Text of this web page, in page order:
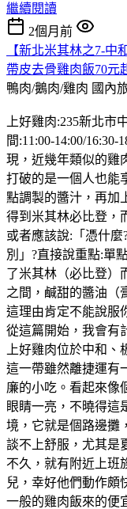
繼續閱讀
2個月前
【新北米其林之7-中
帶皮去骨雞肉飯70元
鴨肉/鵝肉/雞肉 國內
上好雞肉:235新北市
間:11:00-14:00/
現，近幾年類似的雞
打破的是一個人也能
點調製的醬汁，再加
得到米其林必比登，
或者應該說:「憑什
別」?直接說重點:單
了米其林（必比登）
之間，鹹甜的醬油（
這理由肯定不能說服
從這篇開始，我會有
上好雞肉位於中和
這一帶雖然離捷運有
廉的小吃。看起來像
眼睛一亮，不曉得這
境，它就是個路邊攤
談不上舒服，尤其是
不久，就有附近上班
兒，幸好他們動作頗
一般的雞肉飯來的便